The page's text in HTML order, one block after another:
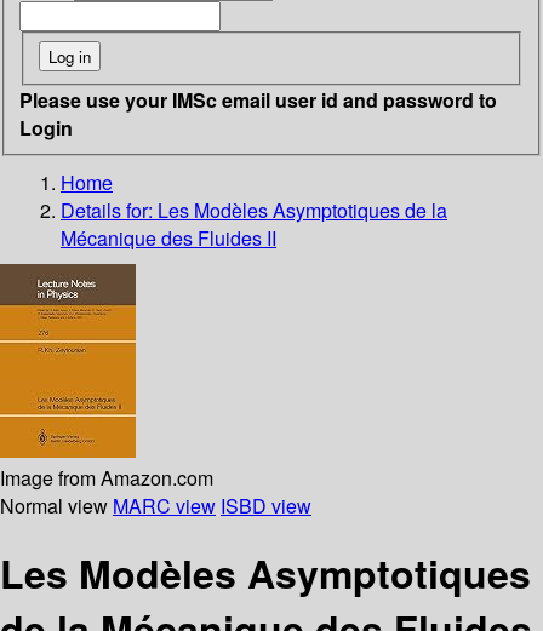
Please use your IMSc email user id and password to
Login
Home
Details for: Les Modèles Asymptotiques de la
Mécanique des Fluides II
Image from Amazon.com
Normal view MARC view ISBD view
Les Modèles Asymptotiques